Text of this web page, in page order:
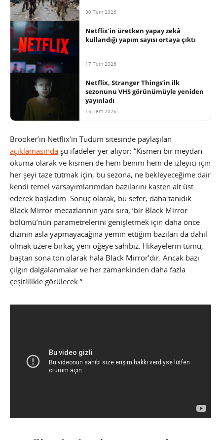
30 Tem 2026
Netflix’in üretken yapay zekâ
kullandığı yapım sayısı ortaya çıktı
17 Tem 2026
Netflix, Stranger Things’in ilk
sezonunu VHS görünümüyle yeniden
yayınladı
16 Tem 2026
Brooker’ın Netflix’in Tudum sitesinde paylaşılan
açıklamasında şu ifadeler yer alıyor: “Kısmen bir meydan
okuma olarak ve kısmen de hem benim hem de izleyici için
her şeyi taze tutmak için, bu sezona, ne bekleyeceğime dair
kendi temel varsayımlarımdan bazılarını kasten alt üst
ederek başladım. Sonuç olarak, bu sefer, daha tanıdık
Black Mirror mecazlarının yanı sıra, ‘bir Black Mirror
bölümü’nün parametrelerini genişletmek için daha önce
dizinin asla yapmayacağına yemin ettiğim bazıları da dahil
olmak üzere birkaç yeni öğeye sahibiz. Hikayelerin tümü,
baştan sona ton olarak hala Black Mirror’dır. Ancak bazı
çılgın dalgalanmalar ve her zamankinden daha fazla
çeşitlilikle görülecek.”